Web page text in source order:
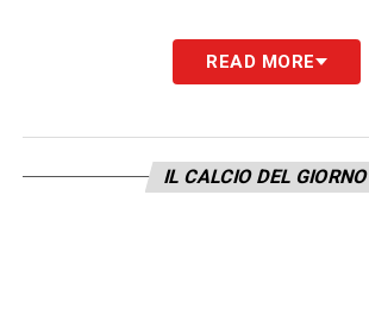
READ MORE
IL CALCIO DEL GIORNO